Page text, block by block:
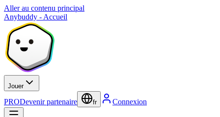
Aller au contenu principal
Anybuddy - Accueil
Jouer
PRODevenir partenaire fr Connexion